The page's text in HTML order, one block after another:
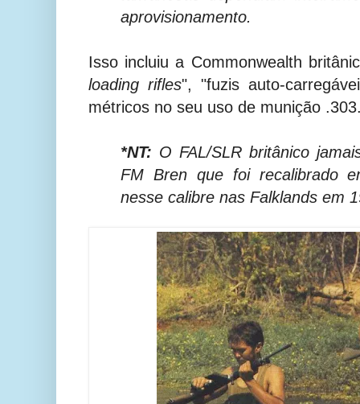
aprovisionamento.
Isso incluiu a Commonwealth
loading rifles", "fuzis auto-
métricos no seu uso de munição
*NT: O FAL/SLR britânico
FM Bren que foi recalibrado
nesse calibre nas Falklands em